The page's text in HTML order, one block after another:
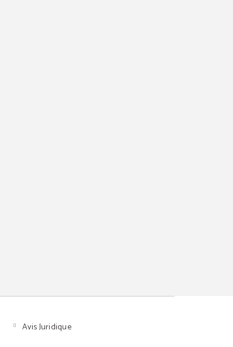
Avis Juridique